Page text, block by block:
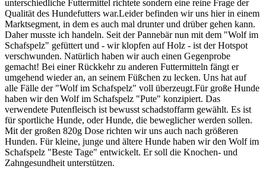
unterschiedliche Futtermittel richtete sondern eine reine Frage der
Qualität des Hundefutters war.Leider befinden wir uns hier in einem
Marktsegment, in dem es auch mal drunter und drüber gehen kann.
Daher musste ich handeln. Seit der Pannebär nun mit dem "Wolf im
Schafspelz" gefüttert und - wir klopfen auf Holz - ist der Hotspot
verschwunden. Natürlich haben wir auch einen Gegenprobe
gemacht! Bei einer Rückkehr zu anderen Futtermitteln fängt er
umgehend wieder an, an seinem Füßchen zu lecken. Uns hat auf
alle Fälle der "Wolf im Schafspelz" voll überzeugt.Für große Hunde
haben wir den Wolf im Schafspelz "Pute" konzipiert. Das
verwendete Putenfleisch ist bewusst schadstoffarm gewählt. Es ist
für sportliche Hunde, oder Hunde, die beweglicher werden sollen.
Mit der großen 820g Dose richten wir uns auch nach größeren
Hunden. Für kleine, junge und ältere Hunde haben wir den Wolf im
Schafspelz "Beste Tage" entwickelt. Er soll die Knochen- und
Zahngesundheit unterstützen.